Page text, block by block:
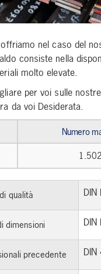
nel caso del
consiste nella
molto elevate.
per voi sulle
da voi Desiderata.
Numero
qualità
dimensioni DIN
precedente